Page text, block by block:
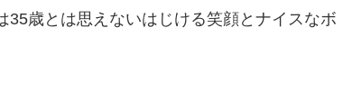
歳とは思えないはじける笑顔とナイスなボ